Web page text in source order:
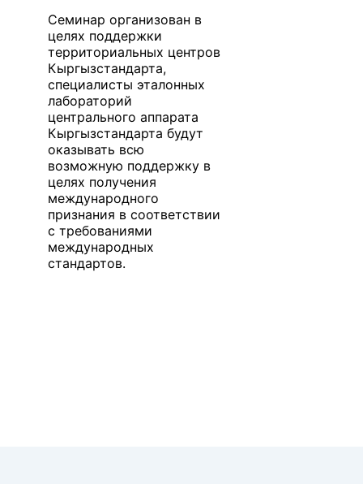
Семинар организован в
целях поддержки
территориальных центров
Кыргызстандарта,
специалисты эталонных
лабораторий
центрального аппарата
Кыргызстандарта будут
оказывать всю
возможную поддержку в
целях получения
международного
признания в соответствии
с требованиями
международных
стандартов.